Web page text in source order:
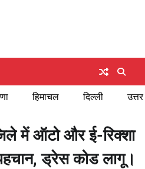
हिमाचल दिल्ली
में ऑटो और ई-रिक्शा
ड्रेस कोड लागू।